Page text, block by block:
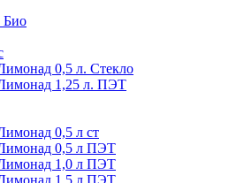
Био
0,5 л. Стекло
1,25 л. ПЭТ
0,5 л ст
0,5 л ПЭТ
1,0 л ПЭТ
1,5 л ПЭТ